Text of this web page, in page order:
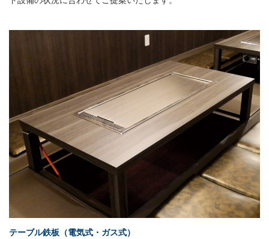
テーブル鉄板（電気式・ガス式）